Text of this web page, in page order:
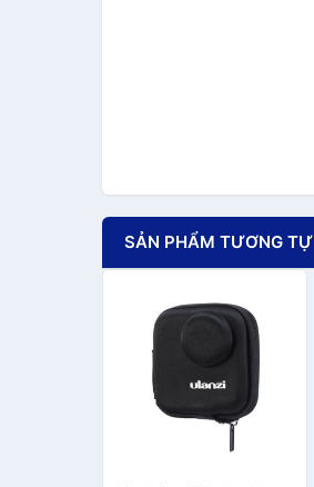
SẢN PHẨM TƯƠNG TỰ